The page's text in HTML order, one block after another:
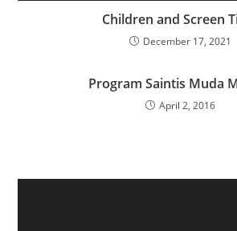
Children and Screen
December 17, 2021
Program Saintis Muda
April 2, 2016